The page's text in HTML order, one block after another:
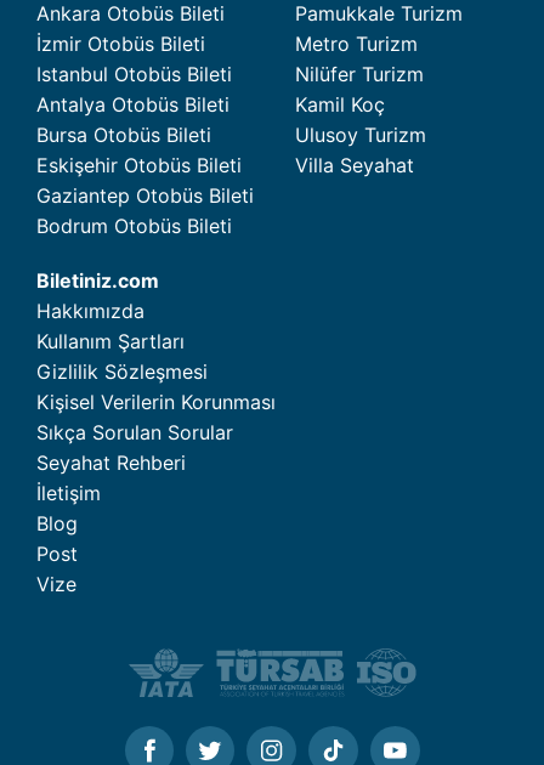
Ankara Otobüs Bileti
İzmir Otobüs Bileti
Istanbul Otobüs Bileti
Antalya Otobüs Bileti
Bursa Otobüs Bileti
Eskişehir Otobüs Bileti
Gaziantep Otobüs Bileti
Bodrum Otobüs Bileti
Pamukkale Turizm
Metro Turizm
Nilüfer Turizm
Kamil Koç
Ulusoy Turizm
Villa Seyahat
Biletiniz.com
Hakkımızda
Kullanım Şartları
Gizlilik Sözleşmesi
Kişisel Verilerin Korunması
Sıkça Sorulan Sorular
Seyahat Rehberi
İletişim
Blog
Post
Vize